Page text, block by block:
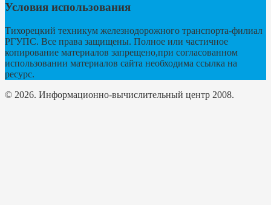
Условия использования
Тихорецкий техникум железнодорожного транспорта-филиал
РГУПС. Все права защищены. Полное или частичное
копирование материалов запрещено,при согласованном
использовании материалов сайта необходима ссылка на
ресурс.
© 2026. Информационно-вычислительный центр 2008.